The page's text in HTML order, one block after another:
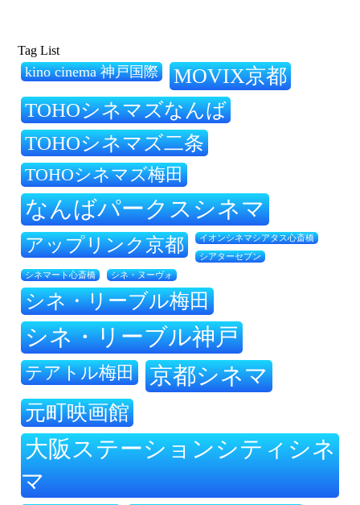
Tag List
kino cinema 神戸国際 MOVIX京都
TOHOシネマズなんば
TOHOシネマズ二条
TOHOシネマズ梅田
なんばパークスシネマ
アップリンク京都 イオンシネマシアタス心斎橋
シアターセブン
シネマート心斎橋 シネ・ヌーヴォ
シネ・リーブル梅田
シネ・リーブル神戸
テアトル梅田 京都シネマ
元町映画館
大阪ステーションシティシネ
マ